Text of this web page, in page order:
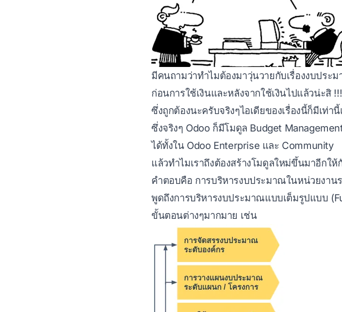
มีคนถามว่าทำไมต้องมาวุ่นวายกับเรื่องงบประ
ก่อนการใช้เงินและหลังจากใช้เงินไปแล้วน่ะสิ !!!
ซึ่งถูกต้องนะครับจริงๆไอเดียของเรื่องนี้ก็มีเท่านี้
ซึ่งจริงๆ Odoo ก็มีโมดูล Budget
ได้ทั้งใน Odoo Enterprise และ Community
แล้วทำไมเราถึงต้องสร้างโมดูลใหม่ขึ้นมาอีกให้
คำตอบคือ การบริหารงบประมาณในหน่วยงาน
พูดถึงการบริหารงบประมาณแบบเต็มรูปแบบ
ขั้นตอนต่างๆมากมาย เช่น